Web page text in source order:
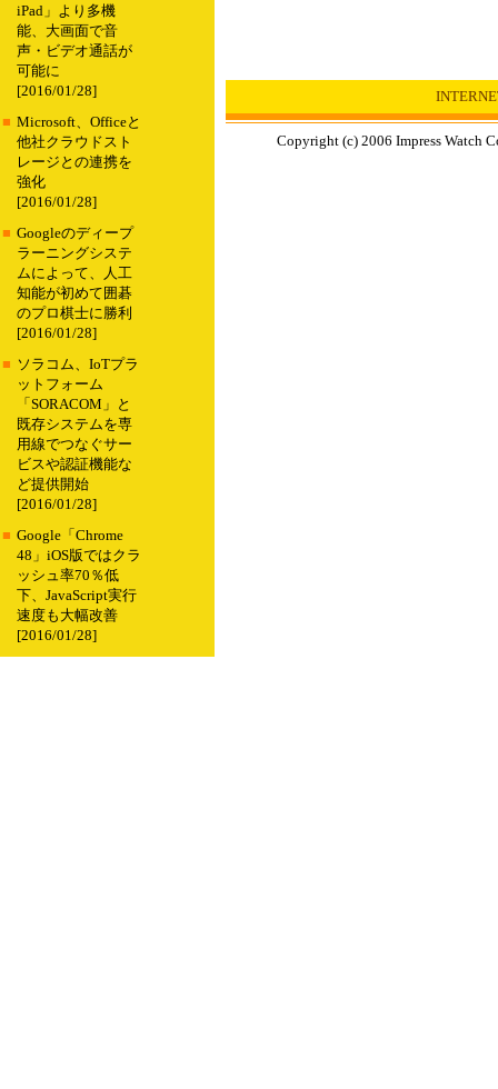
iPad」より多機
能、大画面で音
声・ビデオ通話が
可能に
[2016/01/28]
■ Microsoft、Officeと
他社クラウドスト
レージとの連携を
強化
[2016/01/28]
■ Googleのディープ
ラーニングシステ
ムによって、人工
知能が初めて囲碁
のプロ棋士に勝利
[2016/01/28]
■ ソラコム、IoTプラ
ットフォーム
「SORACOM」と
既存システムを専
用線でつなぐサー
ビスや認証機能な
ど提供開始
[2016/01/28]
■ Google「Chrome
48」iOS版ではクラ
ッシュ率70％低
下、JavaScript実行
速度も大幅改善
[2016/01/28]
Copyright (c) 2006 Impress Watch